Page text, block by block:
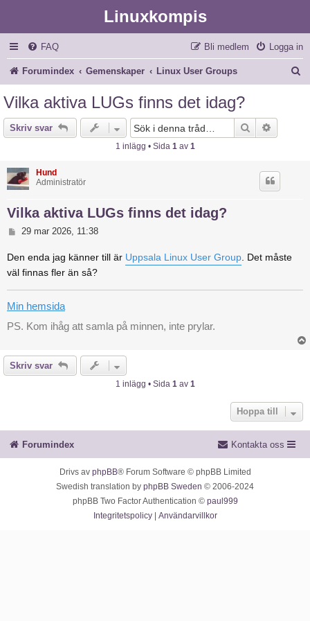
Linuxkompis
FAQ Logga in
Bli medlem
Forumindex Gemenskaper Linux User Groups
Vilka aktiva LUGs finns det idag?
Skriv svar Sök
1 inlägg • Sida 1av 1
Hund
Administratör
Vilka aktiva LUGs finns det idag?
ä
g
29 mar 2026, 11:38
Den enda jag känner till är Uppsala Linux User Group . Det måste
väl finnas fler än så?
Min hemsida
PS. Kom ihåg att samla på minnen, inte prylar.
Skriv svar
1 inlägg • Sida 1 av 1
Hoppa till
Forumindex Kontakta oss
Drivs av phpBB® Forum Software © phpBB Limited
Swedish translation by phpBB Sweden © 2006-2024
phpBB Two Factor Authentication © paul999
Integritetspolicy| Användarvillkor